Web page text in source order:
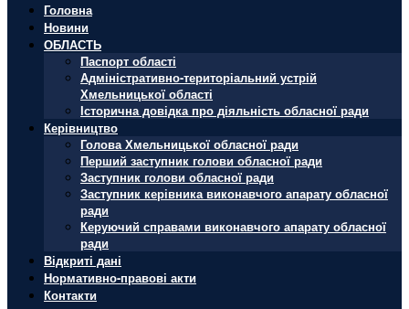
Головна
Новини
ОБЛАСТЬ
Паспорт області
Адміністративно-територіальний устрій
Хмельницької області
Історична довідка про діяльність обласної ради
Керівництво
Голова Хмельницької обласної ради
Перший заступник голови обласної ради
Заступник голови обласної ради
Заступник керівника виконавчого апарату обласної
ради
Керуючий справами виконавчого апарату обласної
ради
Відкриті дані
Нормативно-правові акти
Контакти